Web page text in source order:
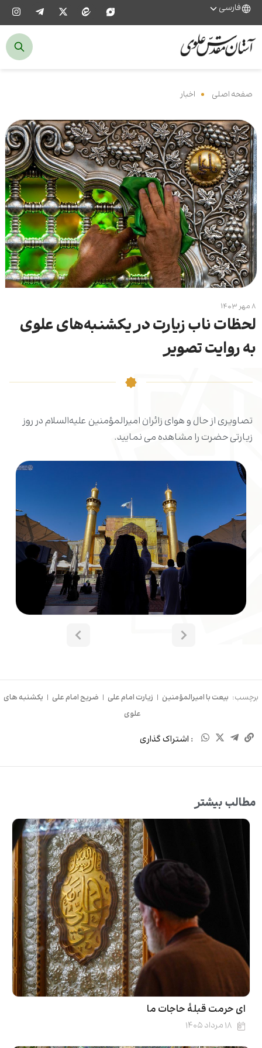
فارسی
صفحه اصلی اخبار
۸ مهر ۱۴۰۳
لحظات ناب زیارت در یکشنبه‌های علوی
به روایت تصویر
تصاویری از حال و هوای زائران امیرالمؤمنین علیه‌السلام در روز
زیارتی حضرت را مشاهده می نمایید.
برچسب: بیعت با امیرالمؤمنین | زیارت امام علی | ضریح امام علی | یکشنبه های
علوی
: اشتراک گذاری
مطالب بیشتر
ای حرمت قبلۀ حاجات ما
۱۸ مرداد ۱۴۰۵